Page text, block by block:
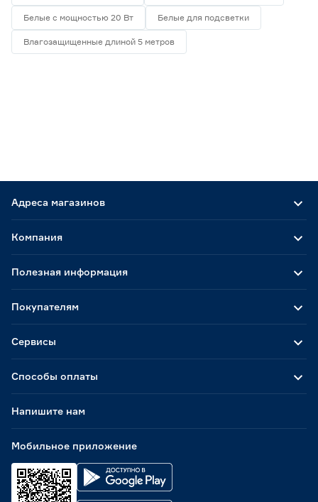
Белые с мощностью 20 Вт Белые для подсветки
Влагозащищенные длиной 5 метров
Адреса магазинов
Способы оплаты
Мобильное приложение
Компания
Полезная информация
Покупателям
Сервисы
Напишите нам